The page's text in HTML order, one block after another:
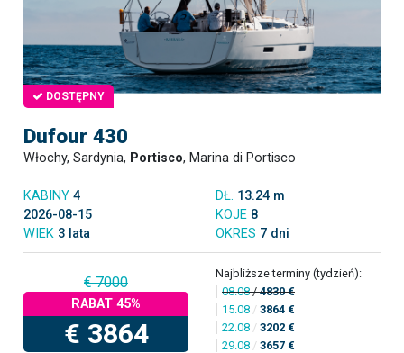
DOSTĘPNY
Dufour 430
Włochy, Sardynia, Portisco, Marina di Portisco
KABINY 4 DŁ. 13.24 m
2026-08-15
KOJE 8
WIEK 3 lata OKRES 7 dni
€ 7000
RABAT 45%
€ 3864
Najbliższe terminy (tydzień):
08.08/4830 €
15.08 / 3864 €
22.08 / 3202 €
29.08 / 3657 €